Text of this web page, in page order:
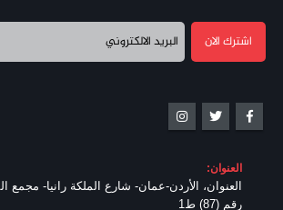
العنوان:
العنوان، الأردن-عمان- شارع الملكة رانيا- مجمع
رقم (87) ط1